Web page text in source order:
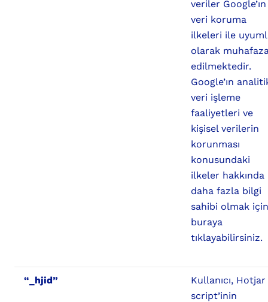
veriler Google’ın
veri koruma
ilkeleri ile
olarak
edilmektedir.
Google’ın
veri işleme
faaliyetleri ve
kişisel verilerin
korunması
konusundaki
ilkeler hakkında
daha fazla bilgi
sahibi olmak için
buraya
tıklayabilirsiniz.
“_hjid”
Kullanıcı, Hotjar
script’inin